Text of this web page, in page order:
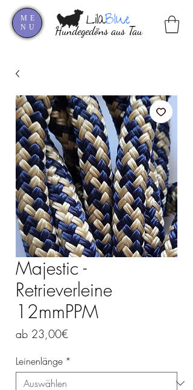
Hundegedöns aus Tau
LilaBlue
ME
NU
Majestic -
Retrieverleine
12mmPPM
ab 23,00€
Leinenlänge *